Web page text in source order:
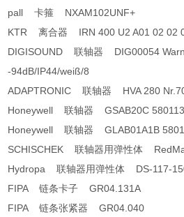
pall 卡箍 NXAM102UNF+
KTR 离合器 IRN 400 U2 A01 02 02
DIGISOUND 联轴器 DIG00054
-94dB/IP44/weiß/8
ADAPTRONIC 联轴器 HVA 280
Honeywell 联轴器 GSAB20C 580113
Honeywell 联轴器 GLAB01A1B
SCHISCHEK 联轴器用弹性体
Hydropa 联轴器用弹性体 DS-117-
FIPA 链条卡子 GR04.131A
FIPA 链条张紧器 GR04.040